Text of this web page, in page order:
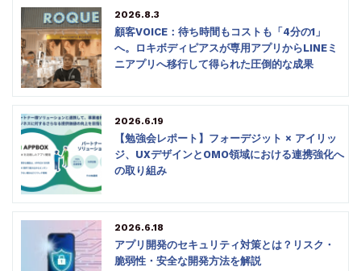
2026.8.3
顧客VOICE：待ち時間もコストも「4分の1」
へ。ロキボディピアスが専用アプリからLINEミ
ニアプリへ移行して得られた圧倒的な成果
2026.6.19
【勉強会レポート】フォーデジット × アイリッ
ジ、UXデザインとOMO領域における連携強化へ
の取り組み
2026.6.18
アプリ開発のセキュリティ対策とは？リスク・
脆弱性・安全な開発方法を解説